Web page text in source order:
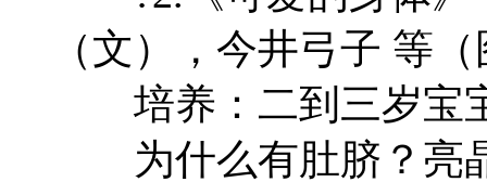
（文），今井弓子 等
培养：二到三岁宝
为什么有肚脐？亮